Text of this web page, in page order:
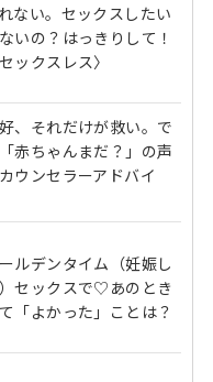
ない。セックスしたい
いの？はっきりして！
ックスレス〉
、それだけが救い。で
赤ちゃんまだ？」の声
ウンセラーアドバイ
ルデンタイム（妊娠し
セックスで♡あのとき
「よかった」ことは？